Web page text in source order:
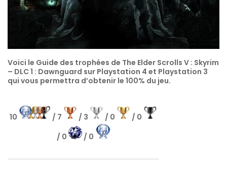
Voici le Guide des trophées de The Elder Scrolls V : Skyrim
– DLC 1 : Dawnguard sur Playstation 4 et Playstation 3
qui vous permettra d’obtenir le 100% du jeu.
10 / 7 / 3 / 0
/ 0
/ 0
/ 0